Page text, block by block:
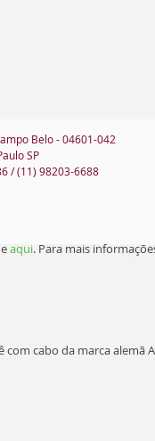
aqui. Para mais
cabo da marca alemã
Belo - 04601-042
SP
/ (11) 98203-6688